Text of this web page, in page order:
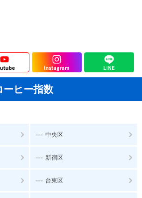
ーヒー指数
--- 中央区
--- 新宿区
--- 台東区